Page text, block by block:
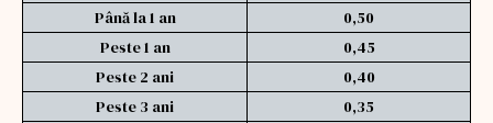
Până la 1 an
0,50
Peste 1 an
0,45
Peste 2 ani
0,40
Peste 3 ani
0,35